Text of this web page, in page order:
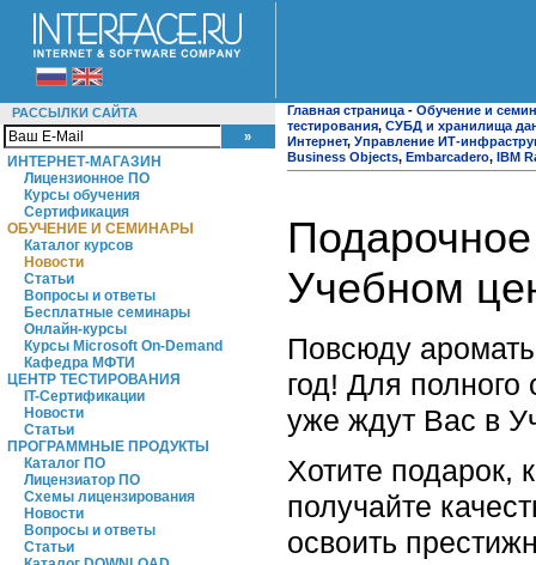
РАССЫЛКИ САЙТА
ИНТЕРНЕТ-МАГАЗИН
Лицензионное ПО
Курсы обучения
Сертификация
ОБУЧЕНИЕ И СЕМИНАРЫ
Каталог курсов
Новости
Статьи
Вопросы и ответы
Бесплатные семинары
Онлайн-курсы
Курсы Microsoft On-Demand
Кафедра МФТИ
ЦЕНТР ТЕСТИРОВАНИЯ
IT-Сертификации
Новости
Статьи
ПРОГРАММНЫЕ ПРОДУКТЫ
Каталог ПО
Лицензиатор ПО
Схемы лицензирования
Новости
Вопросы и ответы
Статьи
Главная страница - Обучение и
тестирования, СУБД и хранилища
Интернет, Управление ИТ-
Business Objects, Embarcadero, IBM
Учебном
Повсюду
год! Для
уже ждут Вас в
Хотите подарок,
получайте
освоить